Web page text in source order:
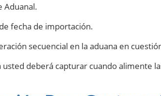
Aduanal.
fecha de importación.
secuencial en la aduana en
usted deberá capturar cuando alimente